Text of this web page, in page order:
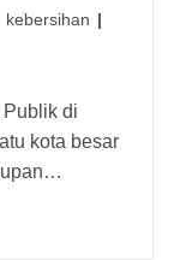
kebersihan
di
kota besar